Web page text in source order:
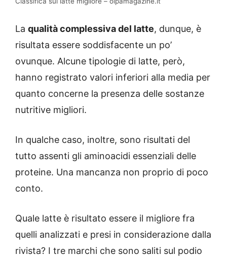
La qualità complessiva del latte, dunque, è
risultata essere soddisfacente un po’
ovunque. Alcune tipologie di latte, però,
hanno registrato valori inferiori alla media per
quanto concerne la presenza delle sostanze
nutritive migliori.
In qualche caso, inoltre, sono risultati del
tutto assenti gli aminoacidi essenziali delle
proteine. Una mancanza non proprio di poco
conto.
Quale latte è risultato essere il migliore fra
quelli analizzati e presi in considerazione dalla
rivista? I tre marchi che sono saliti sul podio